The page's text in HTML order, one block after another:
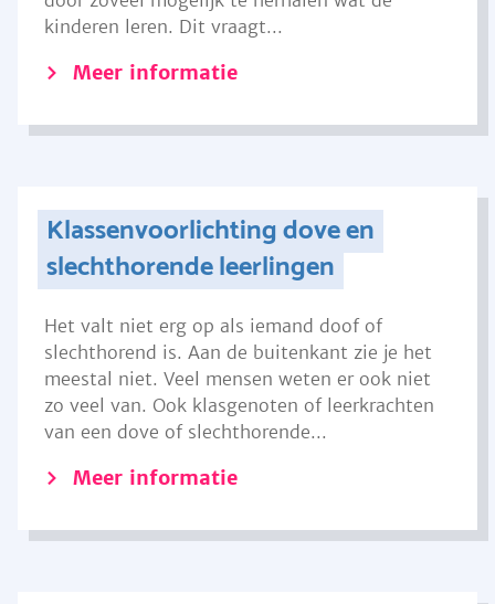
kinderen leren. Dit vraagt...
Meer informatie
Klassenvoorlichting dove en
slechthorende leerlingen
Het valt niet erg op als iemand doof of
slechthorend is. Aan de buitenkant zie je het
meestal niet. Veel mensen weten er ook niet
zo veel van. Ook klasgenoten of leerkrachten
van een dove of slechthorende...
Meer informatie